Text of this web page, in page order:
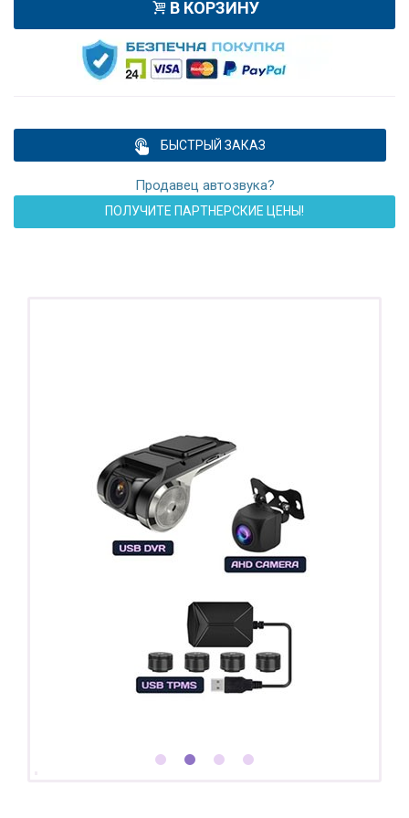
В КОРЗИНУ
БЫСТРЫЙ ЗАКАЗ
Продавец автозвука?
ПОЛУЧИТЕ ПАРТНЕРСКИЕ ЦЕНЫ!